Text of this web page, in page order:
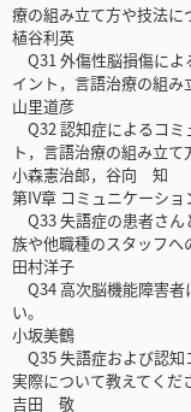
療の組み立て方や技法に
植谷利英
Q31 外傷性脳損傷によ
イント，言語治療の組み
山里道彦
Q32 認知症によるコミ
ト，言語治療の組み立て
小森憲治郎，谷向 知
第IV章 コミュニケーシ
Q33 失語症の患者さん
族や他職種のスタッフへ
田村洋子
Q34 高次脳機能障害者
い。
小坂美鶴
Q35 失語症および認知
実際について教えてくだ
吉田 敬